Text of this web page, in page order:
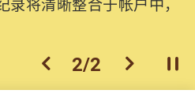
将清晰整合于帐户中，
上一个
2/2 下一个开